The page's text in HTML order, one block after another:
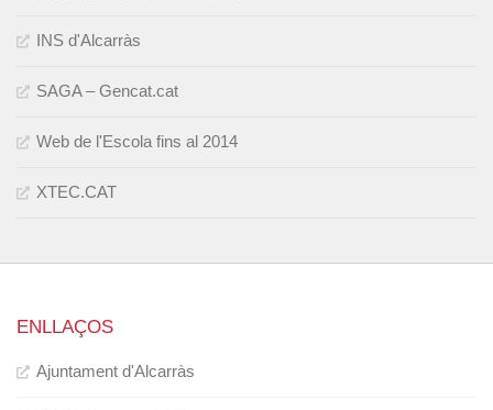
INS d'Alcarràs
SAGA – Gencat.cat
Web de l'Escola fins al 2014
XTEC.CAT
ENLLAÇOS
Ajuntament d'Alcarràs